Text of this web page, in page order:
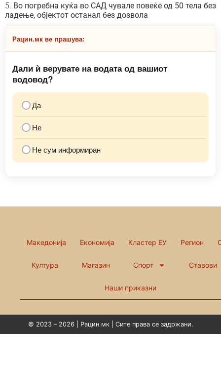
Во погребна куќа во САД чувале повеќе од 50 тела без
ладење, објектот останал без дозвола
Рацин.мк ве прашува:
Дали ѝ верувате на водата од вашиот
водовод?
Да
Не
Не сум информиран
Македонија Економија Кластер ЕУ Регион
Култура Магазин Спорт Ставови
Наши приказни
© 2023 – 2026 | Рацин.мк | Сите права се задржани.